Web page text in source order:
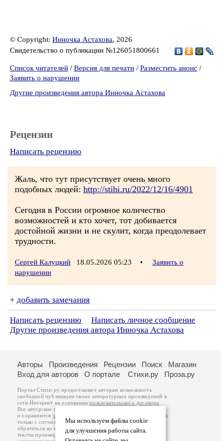
© Copyright: Инночка Астахова, 2026
Свидетельство о публикации №126051800661
Список читателей / Версия для печати / Разместить анонс /
Заявить о нарушении
Другие произведения автора Инночка Астахова
Рецензии
Написать рецензию
Жаль, что тут присутствует очень много
подобных людей: http://stihi.ru/2022/12/16/4901
Сегодня в России огромное количество
возможностей и кто хочет, тот добивается
достойной жизни и не скулит, когда преодолевает
трудности.
Сергей Калуцкий 18.05.2026 05:23 •
Заявить о
нарушении
+ добавить замечания
Написать рецензию
Написать личное сообщение
Другие произведения автора Инночка Астахова
Мы используем файлы cookie
для улучшения работы сайта.
Авторы Произведения Рецензии Поиск
Магазин
Вход для авторов
О портале Стихи.ру Проза.ру
Портал Стихи.ру предоставляет авторам возможность
свободной публикации своих литературных произведений в
сети Интернет на основаниипользовательского договора
Все авторские права на произведения принадлежат авторам
и охраняются законом
. Перепечатка произведений возможна
только с согласия его автора, к которому вы можете
обратиться на его авторской странице. Ответственность за
тексты произведений авторы несут самостоятельно на